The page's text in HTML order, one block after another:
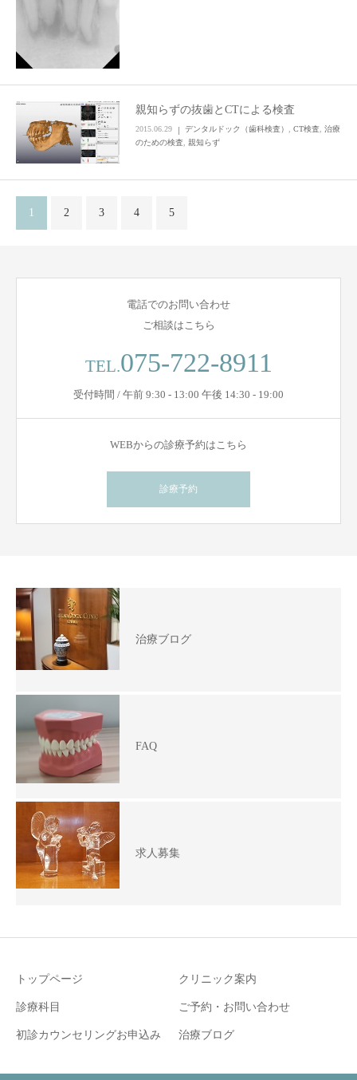
親知らずの抜歯とCTによる検査
2015.06.29 デンタルドック（歯科検査） CT検査 治療
のための検査 親知らず
1 2 3 4 5
電話でのお問い合わせ
ご相談はこちら
TEL.075-722-8911
受付時間 / 午前 9:30 - 13:00 午後 14:30 - 19:00
WEBからの診療予約はこちら
診療予約
治療ブログ
FAQ
求人募集
トップページ クリニック案内
診療科目 ご予約・お問い合わせ
初診カウンセリングお申込み 治療ブログ